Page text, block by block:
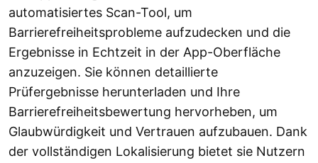
automatisiertes Scan-Tool, um
Barrierefreiheitsprobleme aufzudecken und die
Ergebnisse in Echtzeit in der App-Oberfläche
anzuzeigen. Sie können detaillierte
Prüfergebnisse herunterladen und Ihre
Barrierefreiheitsbewertung hervorheben, um
Glaubwürdigkeit und Vertrauen aufzubauen. Dank
der vollständigen Lokalisierung bietet sie Nutzern